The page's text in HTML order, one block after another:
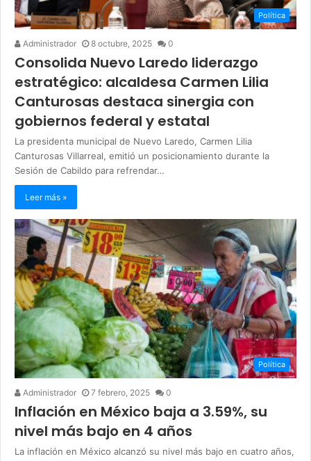
Política
Administrador 8 octubre, 2025 0
Consolida Nuevo Laredo liderazgo
estratégico: alcaldesa Carmen Lilia
Canturosas destaca sinergia con
gobiernos federal y estatal
La presidenta municipal de Nuevo Laredo, Carmen Lilia
Canturosas Villarreal, emitió un posicionamiento durante la
Sesión de Cabildo para refrendar…
Leer más »
Política
Administrador 7 febrero, 2025 0
Inflación en México baja a 3.59%, su
nivel más bajo en 4 años
La inflación en México alcanzó su nivel más bajo en cuatro años,